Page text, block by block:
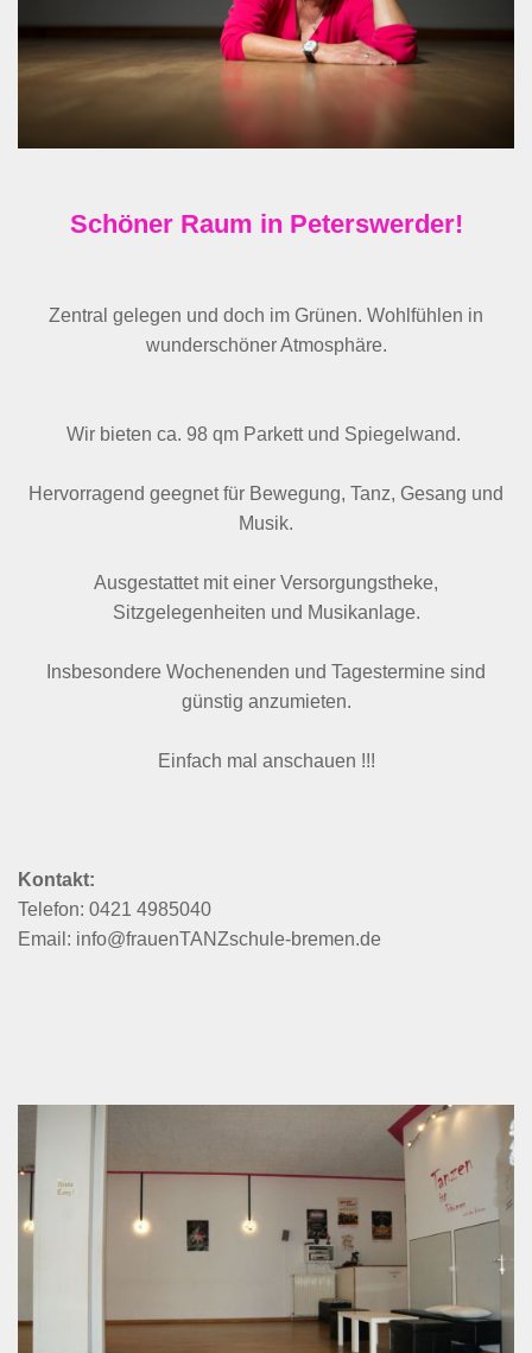
Schöner Raum in Peterswerder!
Zentral gelegen und doch im Grünen. Wohlfühlen in
wunderschöner Atmosphäre.
Wir bieten ca. 98 qm Parkett und Spiegelwand.
Hervorragend geegnet für Bewegung, Tanz, Gesang und
Musik.
Ausgestattet mit einer Versorgungstheke,
Sitzgelegenheiten und Musikanlage.
Insbesondere Wochenenden und Tagestermine sind
günstig anzumieten.
Einfach mal anschauen !!!
Kontakt:
Telefon: 0421 4985040
Email: info@frauenTANZschule-bremen.de